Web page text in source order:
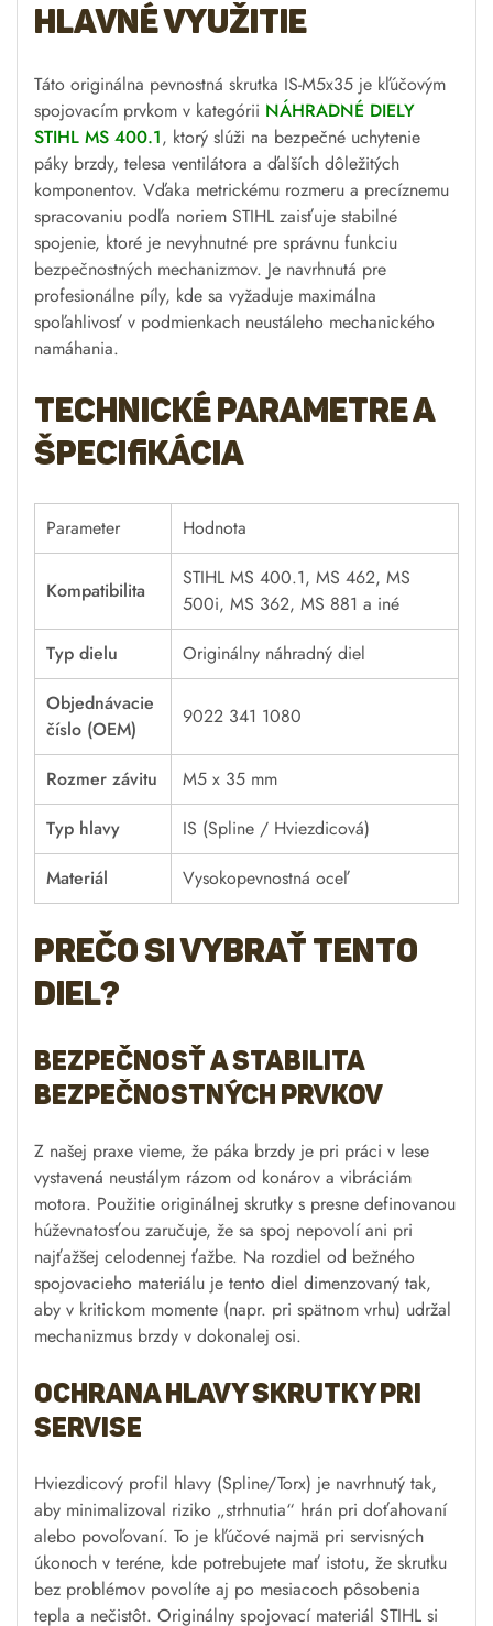
hlavné využitie
Táto originálna pevnostná skrutka IS-M5x35 je kľúčovým
spojovacím prvkom v kategórii NÁHRADNÉ DIELY
STIHL MS 400.1, ktorý slúži na bezpečné uchytenie
páky brzdy, telesa ventilátora a ďalších dôležitých
komponentov. Vďaka metrickému rozmeru a precíznemu
spracovaniu podľa noriem STIHL zaisťuje stabilné
spojenie, ktoré je nevyhnutné pre správnu funkciu
bezpečnostných mechanizmov. Je navrhnutá pre
profesionálne píly, kde sa vyžaduje maximálna
spoľahlivosť v podmienkach neustáleho mechanického
namáhania.
Technické parametre a
špecifikácia
Parameter Hodnota
Kompatibilita
STIHL MS 400.1, MS 462, MS
500i, MS 362, MS 881 a iné
Typ dielu
Originálny náhradný diel
Objednávacie
číslo (OEM)
9022 341 1080
Rozmer závitu
M5 x 35 mm
Typ hlavy
IS (Spline / Hviezdicová)
Materiál
Vysokopevnostná oceľ
Prečo si vybrať tento
diel?
Bezpečnosť a stabilita
bezpečnostných prvkov
Z našej praxe vieme, že páka brzdy je pri práci v lese
vystavená neustálym rázom od konárov a vibráciám
motora. Použitie originálnej skrutky s presne definovanou
húževnatosťou zaručuje, že sa spoj nepovolí ani pri
najťažšej celodennej ťažbe. Na rozdiel od bežného
spojovacieho materiálu je tento diel dimenzovaný tak,
aby v kritickom momente (napr. pri spätnom vrhu) udržal
mechanizmus brzdy v dokonalej osi.
Ochrana hlavy skrutky pri
servise
Hviezdicový profil hlavy (Spline/Torx) je navrhnutý tak,
aby minimalizoval riziko „strhnutia“ hrán pri doťahovaní
alebo povoľovaní. To je kľúčové najmä pri servisných
úkonoch v teréne, kde potrebujete mať istotu, že skrutku
bez problémov povolíte aj po mesiacoch pôsobenia
tepla a nečistôt. Originálny spojovací materiál STIHL si